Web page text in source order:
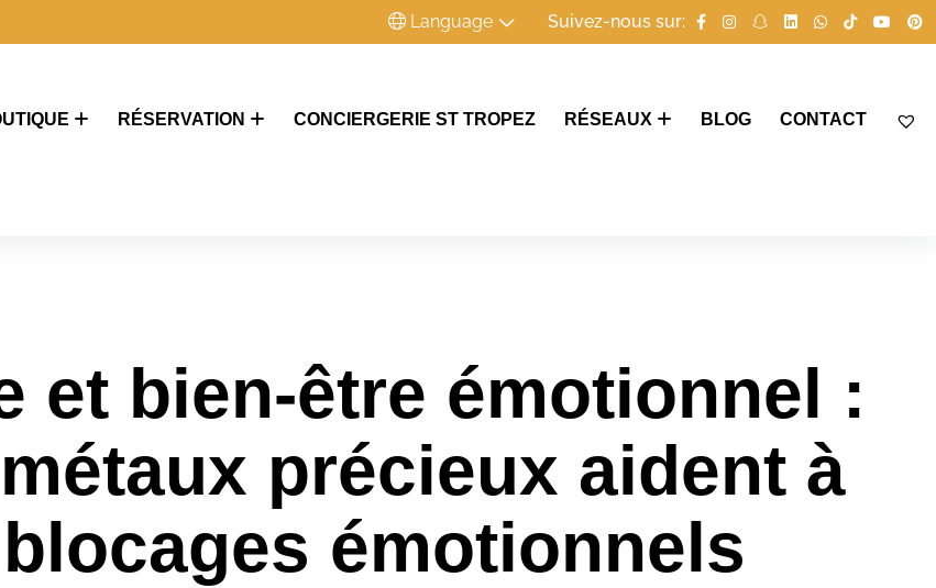
Language Suivez-nous sur:
RÉSERVATION CONCIERGERIE ST TROPEZ RÉSEAUX BLOG CONTACT
et bien-être émotionnel :
précieux aident à
émotionnels